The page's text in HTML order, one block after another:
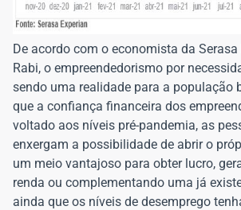
De acordo com o economista da Serasa
Rabi, o empreendedorismo por
sendo uma realidade para a população
que a confiança financeira dos
voltado aos níveis pré-pandemia, as
enxergam a possibilidade de abrir o
um meio vantajoso para obter lucro,
renda ou complementando uma já
ainda que os níveis de desemprego